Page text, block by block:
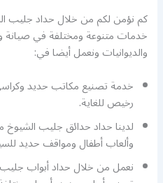
كم نؤمن لكم من خلال حداد جليب
خدمات متنوعة ومختلفة في صيانة
والديوانيات ونعمل أيضا في:
خدمة تصنيع مكاتب حديد
رخيص للغاية.
لدينا حداد حدائق جليب
وألعاب أطفال ومواقف حديد
نعمل من خلال حداد أبواب